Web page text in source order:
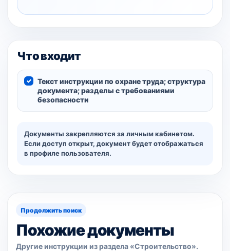
Что входит
Текст инструкции по охране труда; структура
документа; разделы с требованиями
безопасности
Документы закрепляются за личным кабинетом.
Если доступ открыт, документ будет отображаться
в профиле пользователя.
Продолжить поиск
Похожие документы
Другие инструкции из раздела «Строительство».